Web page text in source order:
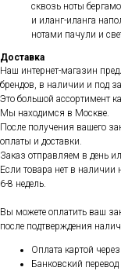
сквозь ноты
и иланг-иланга
нотами пачули и
Доставка
Наш интернет-магазин
брендов, в наличии и под
Это большой ассортимент
Мы находимся в Москве.
После получения вашего
оплаты и доставки.
Заказ отправляем в день
Если товара нет в наличии
6-8 недель.
Вы можете оплатить ваш
после подтверждения
Оплата картой
Банковский